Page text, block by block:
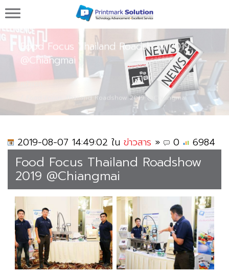
Printmark Solution จำหน่ายเครื่องพิมพ์วันที่ผลิต
วันหมดอายุ
Food Focus Thailand Roadshow 2019
@Chiangmai
หน้าแรก
Food Focus Thailand Roadshow 2019 @Chiangmai
2019-08-07 14:49:02 ใน ข่าวสาร » 0 6984
Food Focus Thailand Roadshow
2019 @Chiangmai